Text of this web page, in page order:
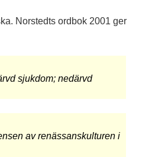
Norstedts ordbok 2001 ger
sjukdom; nedärvd
av renässanskulturen i